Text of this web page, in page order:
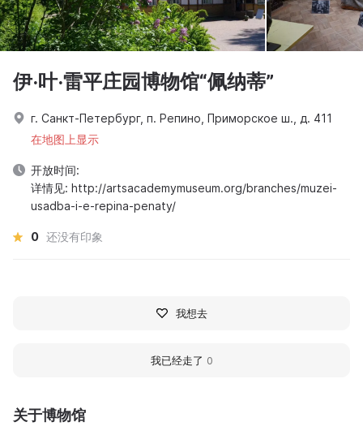
关于博物馆
伊·叶·雷平庄园博物馆“佩纳蒂”
г. Санкт-Петербург, п. Репино, Приморское ш., д. 411
在地图上显示
开放时间:
详情见: http://artsacademymuseum.org/branches/muzei-
usadba-i-e-repina-penaty/
0 还没有印象
我想去
我已经走了 0